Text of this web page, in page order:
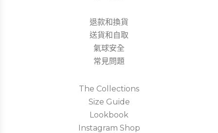
退款和換貨
送貨和自取
氣球安全
常見問題
The Collections
Size Guide
Lookbook
Instagram Shop